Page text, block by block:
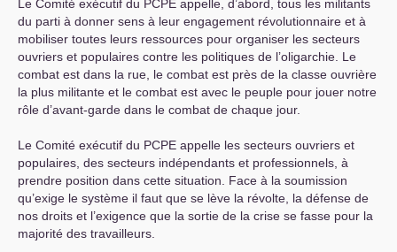
Le Comité exécutif du PCPE appelle, d’abord, tous les militants
du parti à donner sens à leur engagement révolutionnaire et à
mobiliser toutes leurs ressources pour organiser les secteurs
ouvriers et populaires contre les politiques de l’oligarchie. Le
combat est dans la rue, le combat est près de la classe ouvrière
la plus militante et le combat est avec le peuple pour jouer notre
rôle d’avant-garde dans le combat de chaque jour.
Le Comité exécutif du PCPE appelle les secteurs ouvriers et
populaires, des secteurs indépendants et professionnels, à
prendre position dans cette situation. Face à la soumission
qu’exige le système il faut que se lève la révolte, la défense de
nos droits et l’exigence que la sortie de la crise se fasse pour la
majorité des travailleurs.